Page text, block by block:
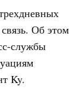
Об этом
службы
Ky.